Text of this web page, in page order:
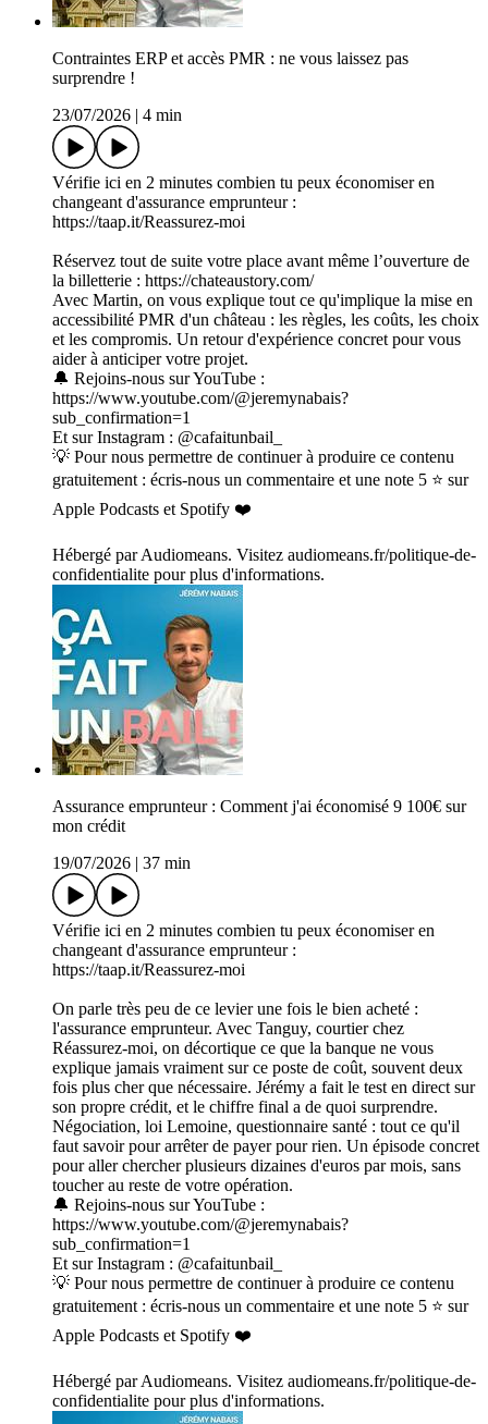
Contraintes ERP et accès PMR : ne vous laissez pas
surprendre !
23/07/2026
4 min
Vérifie ici en 2 minutes combien tu peux économiser en
changeant d'assurance emprunteur :
https://taap.it/Reassurez-moi
Réservez tout de suite votre place avant même l’ouverture de
la billetterie : https://chateaustory.com/
Avec Martin, on vous explique tout ce qu'implique la mise en
accessibilité PMR d'un château : les règles, les coûts, les choix
et les compromis. Un retour d'expérience concret pour vous
aider à anticiper votre projet.
🔔 Rejoins-nous sur YouTube :
https://www.youtube.com/@jeremynabais?
sub_confirmation=1
Et sur Instagram : @cafaitunbail_
💡 Pour nous permettre de continuer à produire ce contenu
gratuitement : écris-nous un commentaire et une note 5 ⭐ sur
Apple Podcasts et Spotify ❤️
Hébergé par Audiomeans. Visitez audiomeans.fr/politique-de-
confidentialite pour plus d'informations.
Assurance emprunteur : Comment j'ai économisé 9 100€ sur
mon crédit
19/07/2026
37 min
Vérifie ici en 2 minutes combien tu peux économiser en
changeant d'assurance emprunteur :
https://taap.it/Reassurez-moi
On parle très peu de ce levier une fois le bien acheté :
l'assurance emprunteur. Avec Tanguy, courtier chez
Réassurez-moi, on décortique ce que la banque ne vous
explique jamais vraiment sur ce poste de coût, souvent deux
fois plus cher que nécessaire. Jérémy a fait le test en direct sur
son propre crédit, et le chiffre final a de quoi surprendre.
Négociation, loi Lemoine, questionnaire santé : tout ce qu'il
faut savoir pour arrêter de payer pour rien. Un épisode concret
pour aller chercher plusieurs dizaines d'euros par mois, sans
toucher au reste de votre opération.
🔔 Rejoins-nous sur YouTube :
https://www.youtube.com/@jeremynabais?
sub_confirmation=1
Et sur Instagram : @cafaitunbail_
💡 Pour nous permettre de continuer à produire ce contenu
gratuitement : écris-nous un commentaire et une note 5 ⭐ sur
Apple Podcasts et Spotify ❤️
Hébergé par Audiomeans. Visitez audiomeans.fr/politique-de-
confidentialite pour plus d'informations.